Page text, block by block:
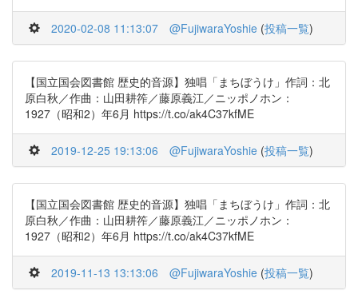
2020-02-08 11:13:07 @FujiwaraYoshie (投稿一覧)
【国立国会図書館 歴史的音源】独唱「まちぼうけ」作詞：北
原白秋／作曲：山田耕筰／藤原義江／ニッポノホン：
1927（昭和2）年6月 https://t.co/ak4C37kfME
2019-12-25 19:13:06 @FujiwaraYoshie (投稿一覧)
【国立国会図書館 歴史的音源】独唱「まちぼうけ」作詞：北
原白秋／作曲：山田耕筰／藤原義江／ニッポノホン：
1927（昭和2）年6月 https://t.co/ak4C37kfME
2019-11-13 13:13:06 @FujiwaraYoshie (投稿一覧)